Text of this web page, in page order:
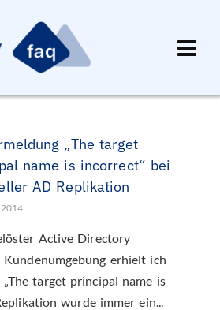
„The target
name is incorrect“ bei
AD Replikation
Active Directory
erhielt ich
target principal name is
wurde immer ein...